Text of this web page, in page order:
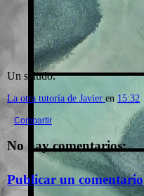
Un saludo.
La otra tutoría de Javier en 15:32
Compartir
No hay comentarios:
Publicar un comentario